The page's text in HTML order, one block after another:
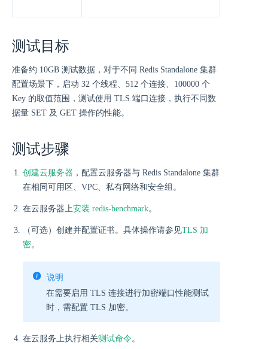
测试目标
准备约 10GB 测试数据，对于不同 Redis Standalone 集群
配置场景下，启动 32 个线程、512 个连接、100000 个
Key 的取值范围，测试使用 TLS 端口连接，执行不同数
据量 SET 及 GET 操作的性能。
测试步骤
创建云服务器 ，配置云服务器与 Redis Standalone 集群
在相同可用区、VPC、私有网络和安全组。
在云服务器上安装 redis-benchmark。
（可选）创建并配置证书。具体操作请参见TLS 加
密。
说明
在需要启用 TLS 连接进行加密端口性能测试
时，需配置 TLS 加密。
在云服务上执行相关测试命令。